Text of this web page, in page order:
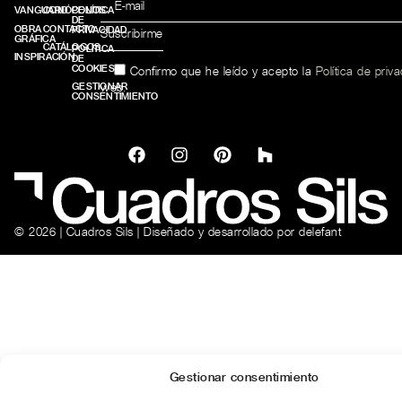
Gestionar consentimiento
VANGUARD
OBRA
GRÁFICA
INSPIRACIÓN
CONÓCENOS
CONTACTO
CATÁLOGOS
POLÍTICA
DE
PRIVACIDAD
POLÍTICA
DE
COOKIES
GESTIONAR
CONSENTIMIENTO
Confirmo que he leído y acepto la Política de
web.
© 2026 | Cuadros Sils | Diseñado y desarrollado por delefant